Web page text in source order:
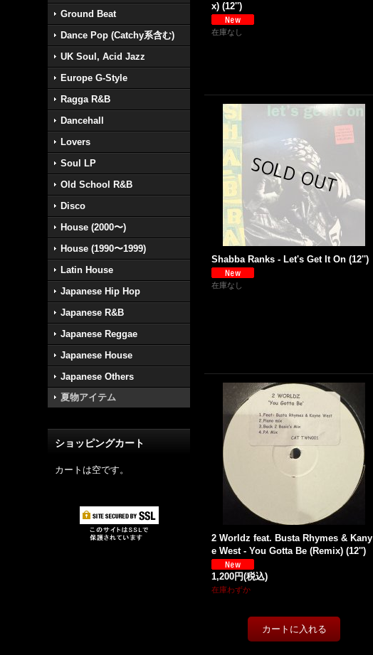
Ground Beat
Dance Pop (Catchy系含む)
UK Soul, Acid Jazz
Europe G-Style
Ragga R&B
Dancehall
Lovers
Soul LP
Old School R&B
Disco
House (2000〜)
House (1990〜1999)
Latin House
Japanese Hip Hop
Japanese R&B
Japanese Reggae
Japanese House
Japanese Others
夏物アイテム
ショッピングカート
カートは空です。
x) (12'')
在庫なし
Shabba Ranks - Let's Get It On (12'')
在庫なし
2 Worldz feat. Busta Rhymes & Kany
e West - You Gotta Be (Remix) (12'')
1,200円(税込)
在庫わずか